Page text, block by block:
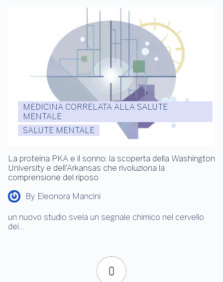
MEDICINA CORRELATA ALLA SALUTE
MENTALE
SALUTE MENTALE
La proteina PKA e il sonno: la scoperta della Washington
University e dell’Arkansas che rivoluziona la
comprensione del riposo
By Eleonora Mancini
un nuovo studio svela un segnale chimico nel cervello
dei…
0